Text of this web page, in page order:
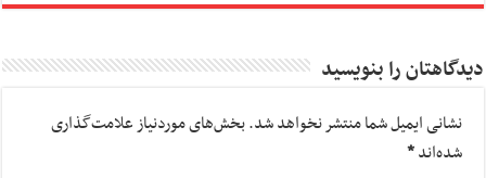
دیدگاهتان را بنویسید
نشانی ایمیل شما منتشر نخواهد شد.بخش‌های موردنیاز علامت‌گذاری
شده‌اند*